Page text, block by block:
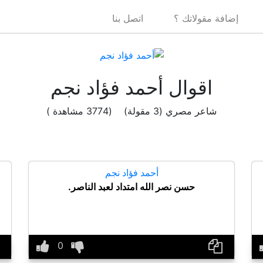
إضافة مقولاتك ؟ اتصل بنا
اقوال أحمد فؤاد نجم
شاعر مصري (3 مقولة) (3774 مشاهدة )
أحمد فؤاد نجم
حسن نصر الله امتداد لعبد الناصر.